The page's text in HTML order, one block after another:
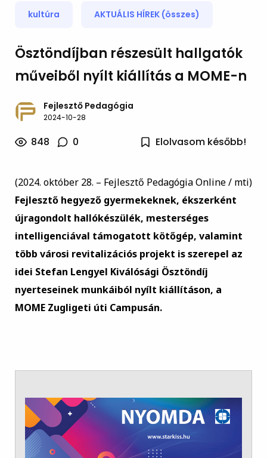
kultúra AKTUÁLIS HÍREK (összes)
Ösztöndíjban részesült hallgatók
műveiből nyílt kiállítás a MOME-n
Fejlesztő Pedagógia
2024-10-28
848 0 Elolvasom később!
(2024. október 28. – Fejlesztő Pedagógia Online / mti)
Fejlesztő hegyező gyermekeknek, ékszerként
újragondolt hallókészülék, mesterséges
intelligenciával támogatott kötőgép, valamint
több városi revitalizációs projekt is szerepel az
idei Stefan Lengyel Kiválósági Ösztöndíj
nyerteseinek munkáiból nyílt kiállításon, a
MOME Zugligeti úti Campusán.